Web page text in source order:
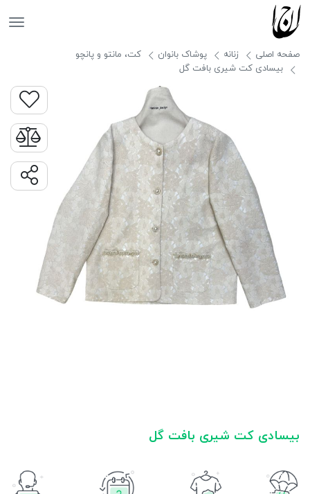
صفحه اصلی زنانه پوشاک بانوان
کت، مانتو و پانچو
بیسادی کت شیری بافت گل
بیسادی کت شیری بافت گل